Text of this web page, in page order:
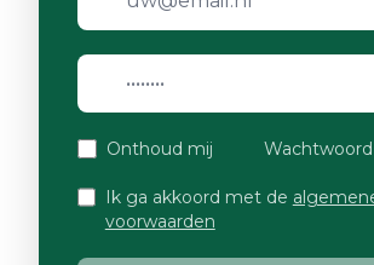
Onthoud mij
Ik ga akkoord met de
voorwaarden